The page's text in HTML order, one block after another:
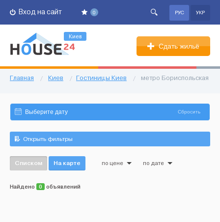
0
Вход на сайт РУС УКР
Киев
Сдать жильё
Главная / Киев / Гостиницы Киев / метро Бориспольская
Сбросить
Открыть фильтры
Списком На карте по цене по дате
Найдено 0 объявлений